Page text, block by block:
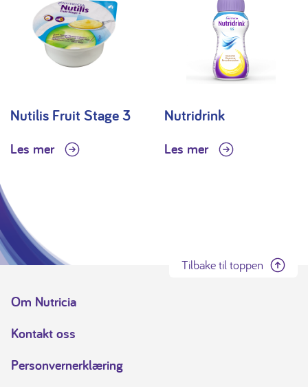
Nutilis Fruit Stage 3
Les mer
Nutridrink
Les mer
Tilbake til toppen
Om Nutricia
Kontakt oss
Personvernerklæring